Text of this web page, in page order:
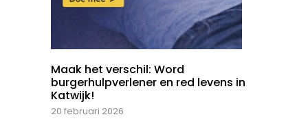
Maak het verschil: Word
burgerhulpverlener en red levens in
Katwijk!
20 februari 2026